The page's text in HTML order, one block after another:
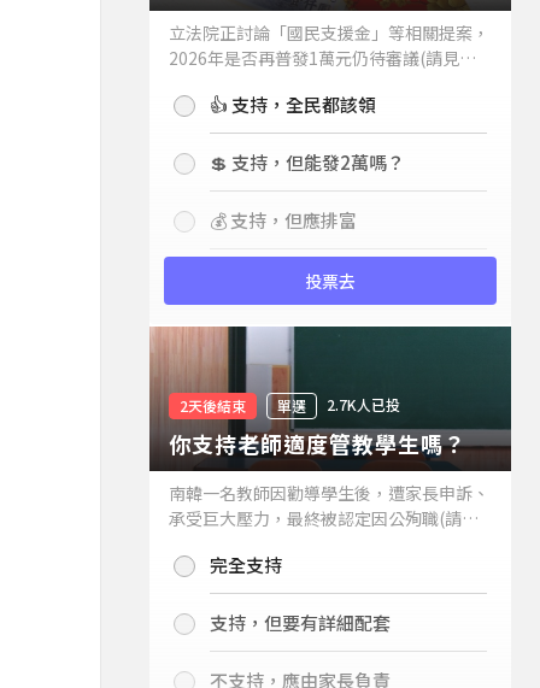
立法院正討論「國民支援金」等相關提案，
2026年是否再普發1萬元仍待審議(請見下
持嗎？👍 支持，全民都該領
💲 支持，但能發2萬嗎？
💰 支持，但應排富
投票去
2天後結束 單選 2.7K人已投
你支持老師適度管教學生嗎？
南韓一名教師因勸導學生後，遭家長申訴、
承受巨大壓力，最終被認定因公殉職(請見
你支持老師適度管教學生嗎？
完全支持
支持，但要有詳細配套
不支持，應由家長負責